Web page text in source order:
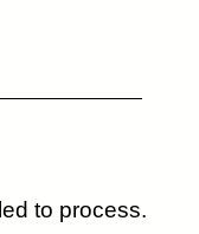
to process.